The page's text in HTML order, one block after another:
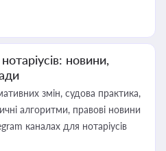
новини,
змін, судова практика,
алгоритми, правові новини
каналах для нотаріусів